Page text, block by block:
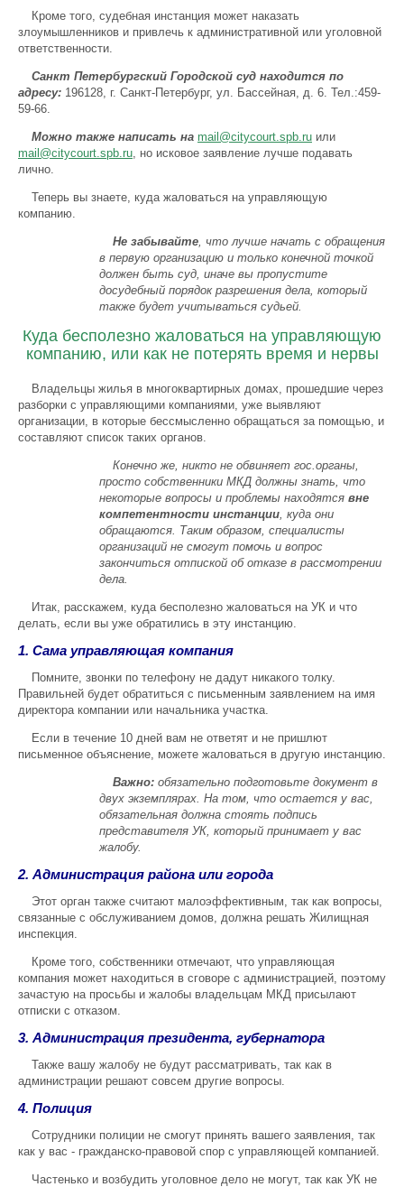
Кроме того, судебная инстанция может наказать
злоумышленников и привлечь к административной или уголовной
ответственности.
Санкт Петербургский Городской суд находится по
адресу: 196128, г. Санкт-Петербург, ул. Бассейная, д. 6. Тел.:459-
59-66.
Можно также написать на mail@citycourt.spb.ru или
mail@citycourt.spb.ru, но исковое заявление лучше подавать
лично.
Теперь вы знаете, куда жаловаться на управляющую
компанию.
Не забывайте, что лучше начать с обращения
в первую организацию и только конечной точкой
должен быть суд, иначе вы пропустите
досудебный порядок разрешения дела, который
также будет учитываться судьей.
Куда бесполезно жаловаться на управляющую
компанию, или как не потерять время и нервы
Владельцы жилья в многоквартирных домах, прошедшие через
разборки с управляющими компаниями, уже выявляют
организации, в которые бессмысленно обращаться за помощью, и
составляют список таких органов.
Конечно же, никто не обвиняет гос.органы,
просто собственники МКД должны знать, что
некоторые вопросы и проблемы находятся вне
компетентности инстанции, куда они
обращаются. Таким образом, специалисты
организаций не смогут помочь и вопрос
закончиться отпиской об отказе в рассмотрении
дела.
Итак, расскажем, куда бесполезно жаловаться на УК и что
делать, если вы уже обратились в эту инстанцию.
1. Сама управляющая компания
Помните, звонки по телефону не дадут никакого толку.
Правильней будет обратиться с письменным заявлением на имя
директора компании или начальника участка.
Если в течение 10 дней вам не ответят и не пришлют
письменное объяснение, можете жаловаться в другую инстанцию.
Важно: обязательно подготовьте документ в
двух экземплярах. На том, что остается у вас,
обязательная должна стоять подпись
представителя УК, который принимает у вас
жалобу.
2. Администрация района или города
Этот орган также считают малоэффективным, так как вопросы,
связанные с обслуживанием домов, должна решать Жилищная
инспекция.
Кроме того, собственники отмечают, что управляющая
компания может находиться в сговоре с администрацией, поэтому
зачастую на просьбы и жалобы владельцам МКД присылают
отписки с отказом.
3. Администрация президента, губернатора
Также вашу жалобу не будут рассматривать, так как в
администрации решают совсем другие вопросы.
4. Полиция
Сотрудники полиции не смогут принять вашего заявления, так
как у вас - гражданско-правовой спор с управляющей компанией.
Частенько и возбудить уголовное дело не могут, так как УК не